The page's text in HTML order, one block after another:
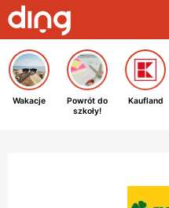
Wakacje
Powrót do
szkoły!
Kaufland